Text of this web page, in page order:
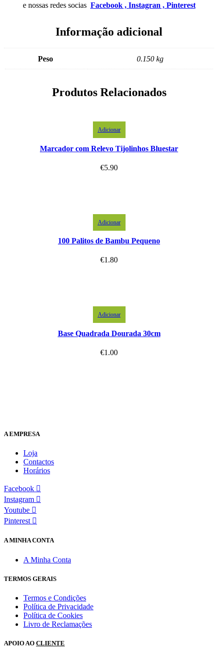
e nossas redes socias Facebook , Instagran , Pinterest
Informação adicional
Peso 0.150 kg
Produtos Relacionados
Adicionar
Marcador com Relevo Tijolinhos Bluestar
€5.90
Adicionar
100 Palitos de Bambu Pequeno
€1.80
Adicionar
Base Quadrada Dourada 30cm
€1.00
A EMPRESA
Loja
Contactos
Horários
Facebook
Instagram
Youtube
Pinterest
A MINHA CONTA
A Minha Conta
TERMOS GERAIS
Termos e Condições
Política de Privacidade
Política de Cookies
Livro de Reclamações
APOIO AO CLIENTE